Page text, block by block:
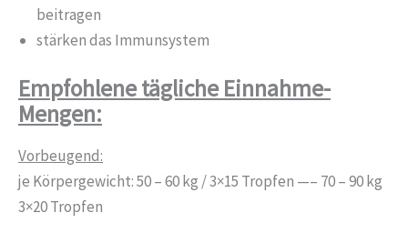
beitragen
stärken das Immunsystem
Empfohlene tägliche Einnahme-
Mengen:
Vorbeugend:
je Körpergewicht: 50 – 60 kg / 3×15 Tropfen —– 70 – 90 kg
3×20 Tropfen